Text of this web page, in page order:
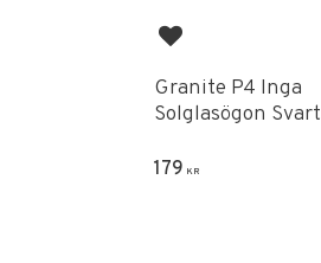
Lägg till i favoriter
Granite P4 Inga
Solglasögon Svart
179 KR